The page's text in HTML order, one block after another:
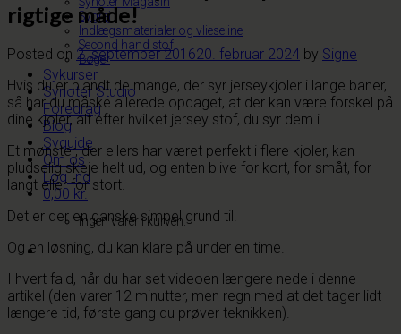
Sygrej
Indlægsmaterialer og vlieseline
Second hand stof
Bøger
Sykurser
Synoter Studio
Foredrag
Blog
Syguide
Om os
Log Ind
0,00kr.
Ingen varer i kurven.
rigtige måde!
Posted on 2. september 201620. februar 2024 by Signe
Hvis du er blandt de mange, der syr jerseykjoler i lange baner,
så har du måske allerede opdaget, at der kan være forskel på
dine kjoler, alt efter hvilket jersey stof, du syr dem i.
Et mønster, der ellers har været perfekt i flere kjoler, kan
pludselig skeje helt ud, og enten blive for kort, for småt, for
langt eller for stort.
Det er der en ganske simpel grund til.
Og en løsning, du kan klare på under en time.
I hvert fald, når du har set videoen længere nede i denne
artikel (den varer 12 minutter, men regn med at det tager lidt
længere tid, første gang du prøver teknikken).